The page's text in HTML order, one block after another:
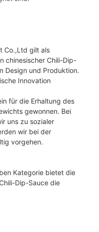
Co.,Ltd gilt als
chinesischer Chili-Dip-
Design und Produktion.
Innovation
für die Erhaltung des
gewonnen. Bei
uns zu sozialer
wir bei der
vorgehen.
Kategorie bietet die
Dip-Sauce die